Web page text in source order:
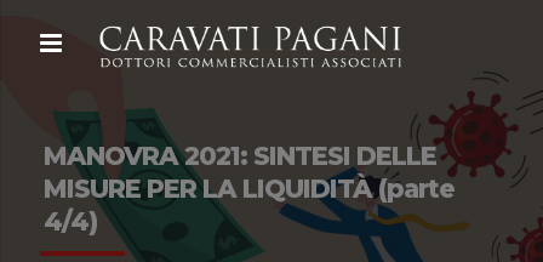
MANOVRA 2021: SINTESI DELLE
MISURE PER LA LIQUIDITÀ (parte
4/4)